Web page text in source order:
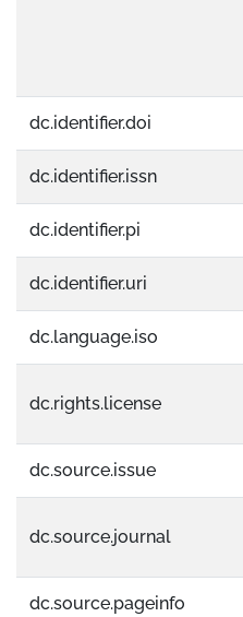
dc.identifier.doi
dc.identifier.issn
dc.identifier.pi
dc.identifier.uri
dc.language.iso
dc.rights.license
dc.source.issue
dc.source.journal
dc.source.pageinfo